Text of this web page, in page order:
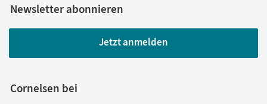
Newsletter abonnieren
Jetzt anmelden
Cornelsen bei